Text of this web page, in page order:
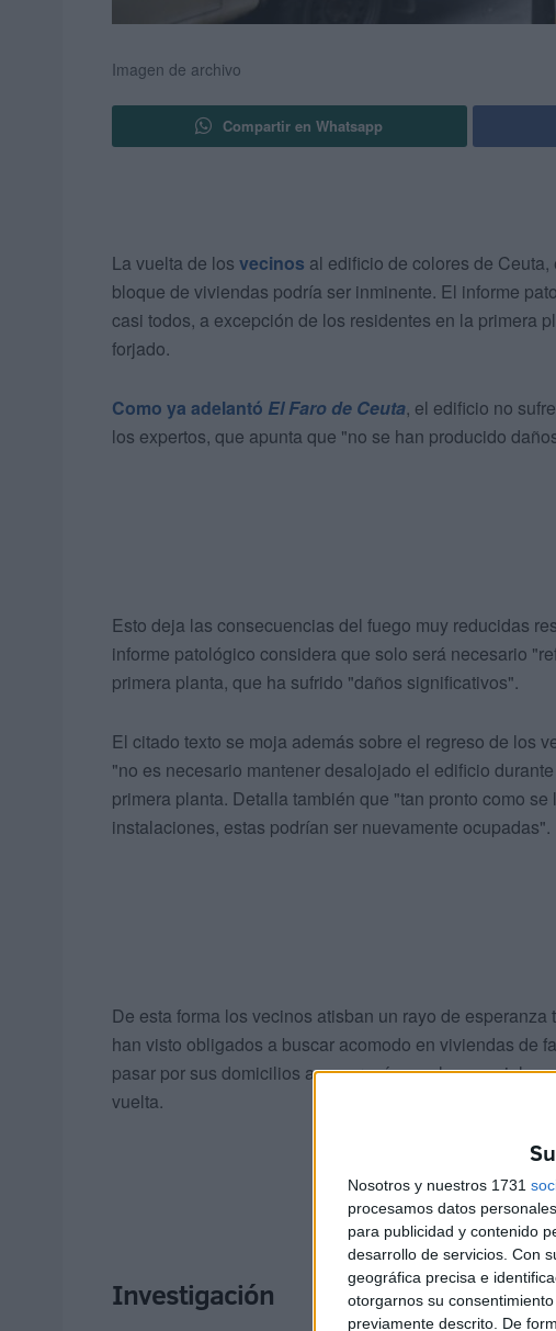
Nosotros y nuestros 1731
procesamos datos
para publicidad y contenido
desarrollo de servicios. Con
geográfica precisa e
otorgarnos su
previamente descrito. De
Imagen de archivo
Compartir en Whatsapp
La vuelta de los vecinos al edificio de colores de
bloque de viviendas podría ser inminente. El informe
casi todos, a excepción de los residentes en la primera
forjado.
Como ya adelantó El Faro de Ceuta, el edificio no
los expertos, que apunta que "no se han producido
Esto deja las consecuencias del fuego muy reducidas
informe patológico considera que solo será necesario
primera planta, que ha sufrido "daños significativos".
El citado texto se moja además sobre el regreso de los
"no es necesario mantener desalojado el edificio
primera planta. Detalla también que "tan pronto como
instalaciones, estas podrían ser nuevamente ocupadas".
De esta forma los vecinos atisban un rayo de
han visto obligados a buscar acomodo en viviendas de
pasar por sus domicilios a coger más que lo esencial y
vuelta.
Investigación